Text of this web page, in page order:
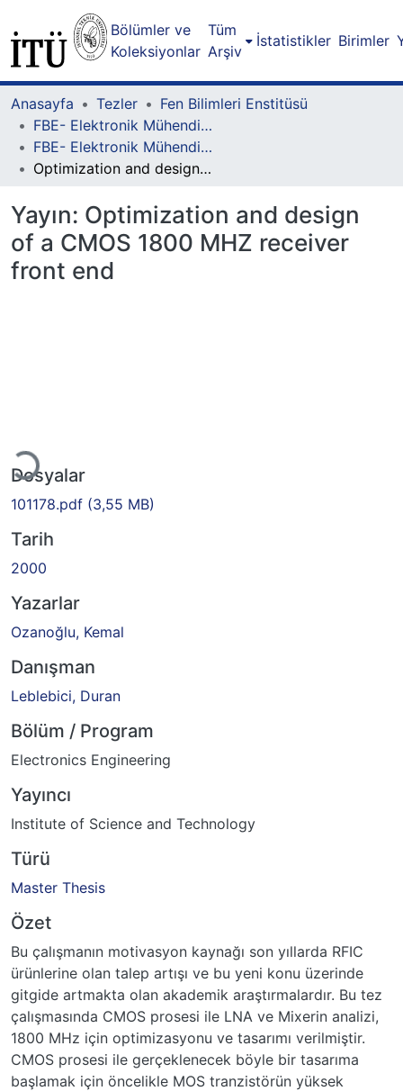
Bölümler ve
Koleksiyonlar
Tüm
Arşiv
İstatistikler Birimler
Anasayfa Tezler
Fen Bilimleri Enstitüsü
FBE- Elektronik Mühendisliği Lisansüstü Programı
FBE- Elektronik Mühendisliği Lisansüstü Programı - Yüksek Lisans
Optimization and design of a CMOS 1800 MHZ receiver front end
Yayın: Optimization and design
of a CMOS 1800 MHZ receiver
front end
Yükleniyor...
Dosyalar
101178.pdf (3,55 MB)
Tarih
2000
Yazarlar
Ozanoğlu, Kemal
Danışman
Leblebici, Duran
Bölüm / Program
Electronics Engineering
Yayıncı
Institute of Science and Technology
Türü
Master Thesis
Özet
Bu çalışmanın motivasyon kaynağı son yıllarda RFIC
ürünlerine olan talep artışı ve bu yeni konu üzerinde
gitgide artmakta olan akademik araştırmalardır. Bu tez
çalışmasında CMOS prosesi ile LNA ve Mixerin analizi,
1800 MHz için optimizasyonu ve tasarımı verilmiştir.
CMOS prosesi ile gerçeklenecek böyle bir tasarıma
başlamak için öncelikle MOS tranzistörün yüksek